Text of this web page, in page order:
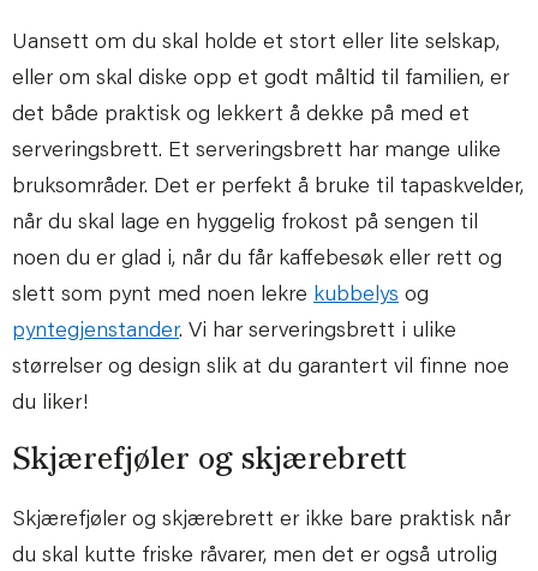
Uansett om du skal holde et stort eller lite selskap,
eller om skal diske opp et godt måltid til familien, er
det både praktisk og lekkert å dekke på med et
serveringsbrett. Et serveringsbrett har mange ulike
bruksområder. Det er perfekt å bruke til tapaskvelder,
når du skal lage en hyggelig frokost på sengen til
noen du er glad i, når du får kaffebesøk eller rett og
slett som pynt med noen lekre kubbelys og
pyntegjenstander. Vi har serveringsbrett i ulike
størrelser og design slik at du garantert vil finne noe
du liker!
Skjærefjøler og skjærebrett
Skjærefjøler og skjærebrett er ikke bare praktisk når
du skal kutte friske råvarer, men det er også utrolig